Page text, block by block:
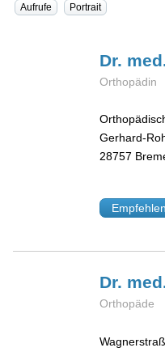
Aufrufe
Portrait
Dr.
Orthopädin
Gerhard-
28757
Empfehlen
Dr.
Orthopäde